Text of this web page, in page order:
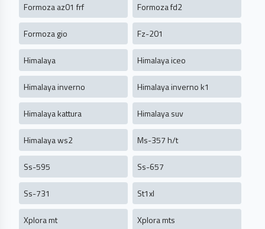
Formoza az01 frf Formoza fd2
Formoza gio Fz-201
Himalaya Himalaya iceo
Himalaya inverno Himalaya inverno k1
Himalaya kattura Himalaya suv
Himalaya ws2 Ms-357 h/t
Ss-595 Ss-657
Ss-731 St1xl
Xplora mt Xplora mts